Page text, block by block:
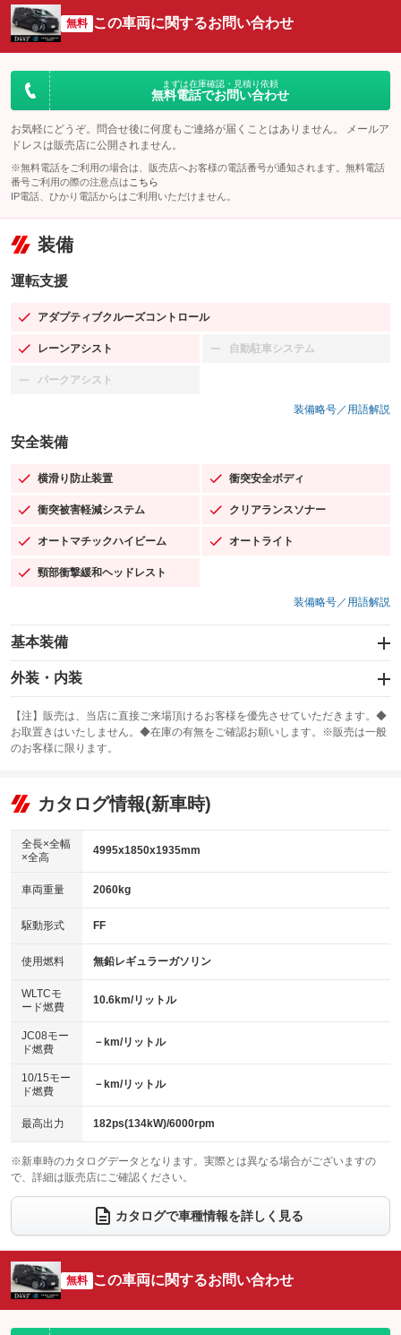
無料 この車両に関するお問い合わせ
まずは在庫確認・見積り依頼
無料電話でお問い合わせ
お気軽にどうぞ。問合せ後に何度もご連絡が届くことはありません。 メールア
ドレスは販売店に公開されません。
※無料電話をご利用の場合は、販売店へお客様の電話番号が通知されます。無料電話
番号ご利用の際の注意点は こちら
IP電話、ひかり電話からはご利用いただけません。
装備
運転支援
アダプティブクルーズコントロール
：装備あり
レーンアシスト
：装備あり 自動駐車システム
：装備なし
パークアシスト
：装備なし
装備略号／用語解説
安全装備
横滑り防止装置
：装備あり 衝突安全ボディ
：装備あり
衝突被害軽減システム
：装備あり クリアランスソナー
：装備あり
オートマチックハイビーム
：装備あり オートライト
：装備あり
頸部衝撃緩和ヘッドレスト
：装備あり
装備略号／用語解説
基本装備
エアバッグ：運転席/助手席/サイド
：装備あり
：装備あり
サンルーフ
：装備あり ABS
リフトアップ
：装備なし
：装備なし
パワーウィンドウ
アイドリングストップ
：装備なし
USB入力端子
：装備あり
100V電源
：装備あり
センターデフロック
：装備なし
電動格納ミラー
：装備あり
外装・内装
カーナビ：メモリーナビ他
：装備あり
TV：フルセグ
：装備あり
ビジュアル
：装備なし
：装備あり
革シート
キーレス
HID(キセノンライト)
：装備なし
バックカメラ
：装備あり
エアロ
：装備なし
：装備なし
パワーシート
ベンチシート
：装備なし
チップアップシート
：装備なし
：装備なし ：装備あり
ウォークスルー
：装備あり
電動リアゲート フロントカメラ
：装備あり
：装備あり ：装備あり
サイドカメラ
：装備あり ルーフレール
：装備なし
：装備なし
：装備なし
【注】販売は、当店に直接ご来場頂けるお客様を優先させていただきます。◆
お取置きはいたしません。◆在庫の有無をご確認お願いします。※販売は一般
のお客様に限ります。
カタログ情報(新車時)
全長×全幅
×全高
4995x1850x1935mm
車両重量 2060kg
駆動形式 FF
使用燃料 無鉛レギュラーガソリン
WLTCモ
ード燃費
10.6km/リットル
JC08モー
ド燃費
－km/リットル
10/15モー
ド燃費
－km/リットル
最高出力 182ps(134kW)/6000rpm
※新車時のカタログデータとなります。実際とは異なる場合がございますの
で、詳細は販売店にご確認ください。
カタログで車種情報を詳しく見る
無料 この車両に関するお問い合わせ